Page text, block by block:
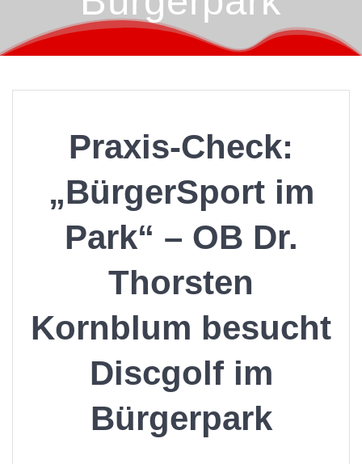
Praxis-Check:
„BürgerSport im
Park“ – OB Dr.
Thorsten
Kornblum besucht
Discgolf im
Bürgerpark